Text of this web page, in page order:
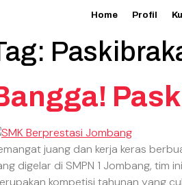
Home Profil
juang dan kerja keras
digelar di SMPN 1 Jombang, tim
kompetisi tahunan yang